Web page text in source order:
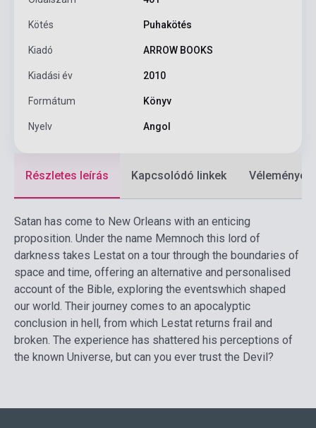
Kötés Puhakötés
Kiadó ARROW BOOKS
Kiadási év 2010
Formátum Könyv
Nyelv Angol
Részletes leírás Kapcsolódó linkek Vélemények
Satan has come to New Orleans with an enticing
proposition. Under the name Memnoch this lord of
darkness takes Lestat on a tour through the boundaries of
space and time, offering an alternative and personalised
account of the Bible, exploring the eventswhich shaped
our world. Their journey comes to an apocalyptic
conclusion in hell, from which Lestat returns frail and
broken. The experience has shattered his perceptions of
the known Universe, but can you ever trust the Devil?